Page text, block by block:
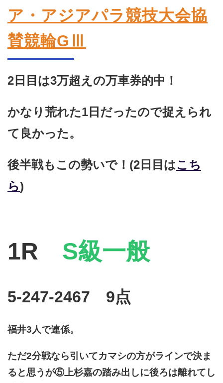
お問い合わせ
車券は20歳になってから・のめり込む不安のある方のご相
談
よくある質問
ア・アジアパラ競技大会協
賛競輪GⅢ
2日目は3万超えの万車券的中！
かなり荒れた1日だったので捉えられ
て良かった。
後半戦もこの勢いで！(2日目はこち
ら)
1R S級一般
5-247-2467 9点
福井3人で連係。
ただ2分戦なら引いてカマシの方がラインで決ま
ると思うが⑤上杉嘉の踏み出しに後ろは離れてし